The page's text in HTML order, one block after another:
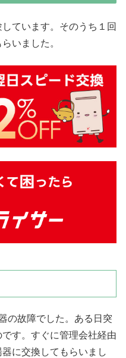
ています。そのうち１回
いました。
の故障でした。ある日突
す。すぐに管理会社経由
に交換してもらいまし